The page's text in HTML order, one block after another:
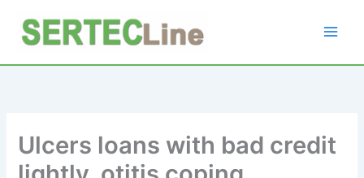
contenido
Ulcers loans with bad credit